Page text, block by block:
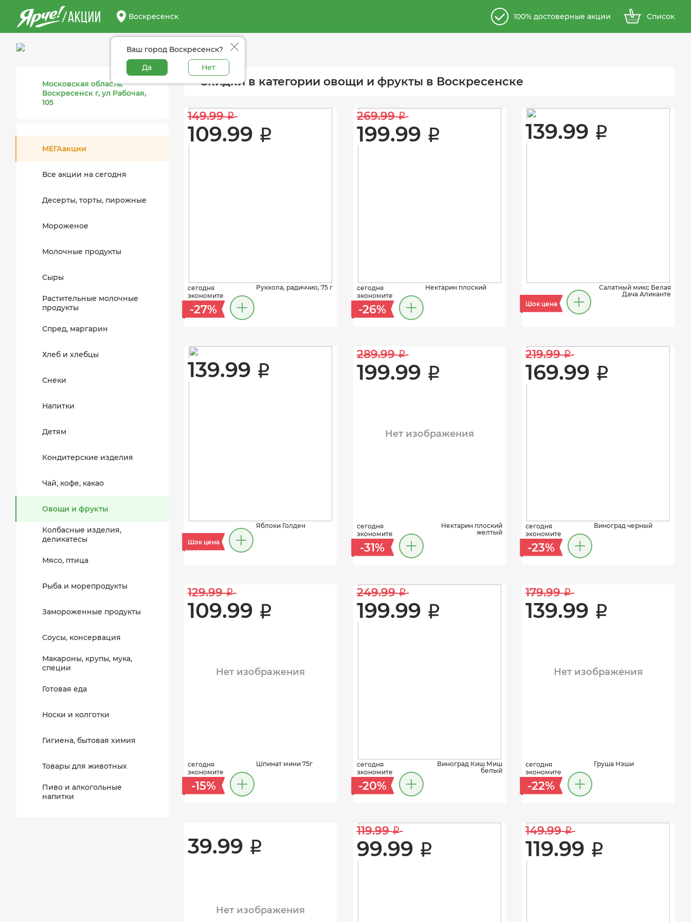
/АКЦИИ Воскресенск
Ваш город Воскресенск?
Да
Нет
100% достоверные акции Список
Московская область,
Воскресенск г, ул Рабочая,
105
МЕГАакции
Все акции на сегодня
Десерты, торты, пирожные
Мороженое
Молочные продукты
Сыры
Растительные молочные
продукты
Спред, маргарин
Хлеб и хлебцы
Снеки
Напитки
Детям
Кондитерские изделия
Чай, кофе, какао
Овощи и фрукты
Колбасные изделия,
деликатесы
Мясо, птица
Рыба и морепродукты
Замороженные продукты
Соусы, консервация
Макароны, крупы, мука,
специи
Готовая еда
Носки и колготки
Гигиена, бытовая химия
Товары для животных
Пиво и алкогольные
напитки
Скидки в категории овощи и фрукты в Воскресенске
149.99 i
109.99 i
сегодня
экономите
-27%
Руккола, радиччио, 75 г
269.99 i
199.99 i
сегодня
экономите
-26%
Нектарин плоский
139.99 i
Шок цена
Салатный микс Белая
Дача Аликанте
139.99 i
Шок цена
Яблоки Голден
289.99 i
199.99 i
Нет изображения
сегодня
экономите
-31%
Нектарин плоский
желтый
219.99 i
169.99 i
сегодня
экономите
-23%
Виноград черный
129.99 i
109.99 i
Нет изображения
сегодня
экономите
-15%
Шпинат мини 75г
249.99 i
199.99 i
сегодня
экономите
-20%
Виноград Киш Миш
белый
179.99 i
139.99 i
Нет изображения
сегодня
экономите
-22%
Груша Нэши
39.99 i
Нет изображения
119.99 i
99.99 i
149.99 i
119.99 i